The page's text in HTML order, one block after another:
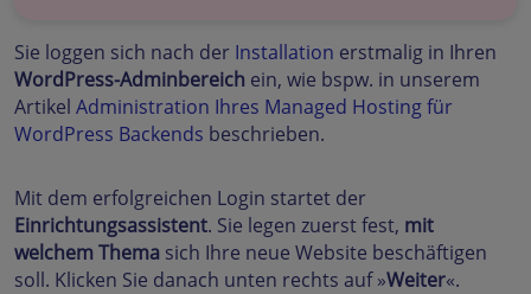
Sie loggen sich nach der Installation erstmalig in Ihren
WordPress-Adminbereich ein, wie bspw. in unserem
Artikel Administration Ihres Managed Hosting für
WordPress Backends beschrieben.
Mit dem erfolgreichen Login startet der
Einrichtungsassistent. Sie legen zuerst fest, mit
welchem Thema sich Ihre neue Website beschäftigen
soll. Klicken Sie danach unten rechts auf »Weiter«.